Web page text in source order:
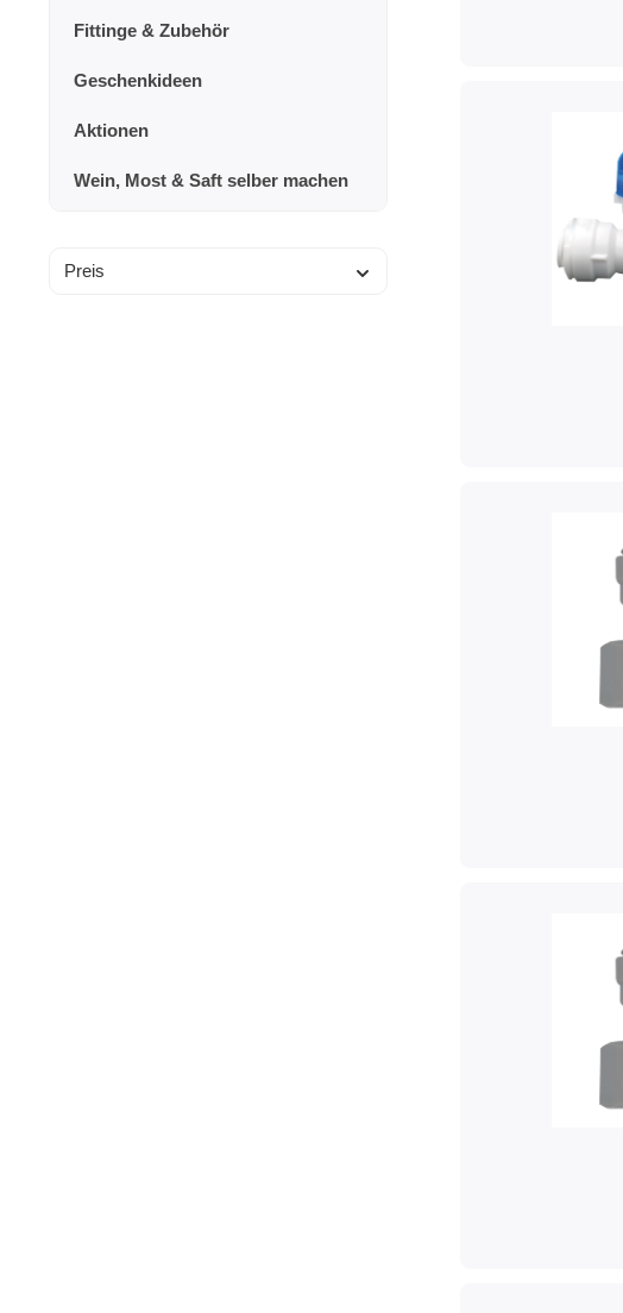
Fittinge & Zubehör
Geschenkideen
Aktionen
Wein, Most & Saft selber machen
Preis